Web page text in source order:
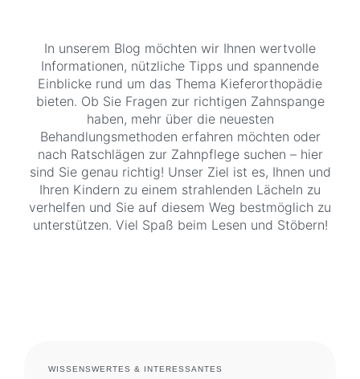
In unserem Blog möchten wir Ihnen wertvolle
Informationen, nützliche Tipps und spannende
Einblicke rund um das Thema Kieferorthopädie
bieten. Ob Sie Fragen zur richtigen Zahnspange
haben, mehr über die neuesten
Behandlungsmethoden erfahren möchten oder
nach Ratschlägen zur Zahnpflege suchen – hier
sind Sie genau richtig! Unser Ziel ist es, Ihnen und
Ihren Kindern zu einem strahlenden Lächeln zu
verhelfen und Sie auf diesem Weg bestmöglich zu
unterstützen. Viel Spaß beim Lesen und Stöbern!
WISSENSWERTES & INTERESSANTES